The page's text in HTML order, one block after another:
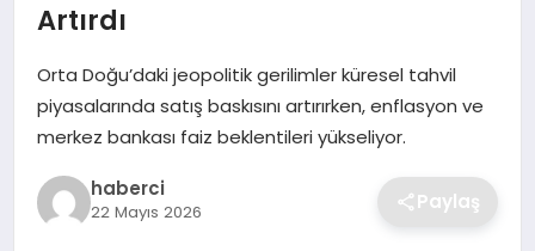
MAGAZIN
SAĞLIK
SIYASET
SPOR
Artırdı
Orta Doğu’daki jeopolitik gerilimler küresel tahvil
piyasalarında satış baskısını artırırken, enflasyon ve
merkez bankası faiz beklentileri yükseliyor.
haberci
22 Mayıs 2026 Paylaş